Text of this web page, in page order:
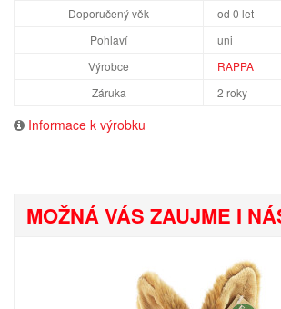
Doporučený věk
od 0 let
Pohlaví
uni
Výrobce
RAPPA
Záruka
2 roky
Informace k výrobku
MOŽNÁ VÁS ZAUJME I